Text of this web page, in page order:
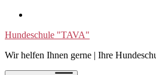
Hundeschule "TAVA"
Wir helfen Ihnen gerne | Ihre